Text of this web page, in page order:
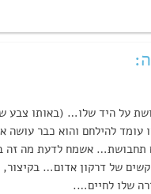
על היד שלו… (באותו צבע
להילחם והוא כבר עושה
תחבושת… אשמח לדעת מה זה
של דרקון אדום… בקיצור,
שלו לחיים….